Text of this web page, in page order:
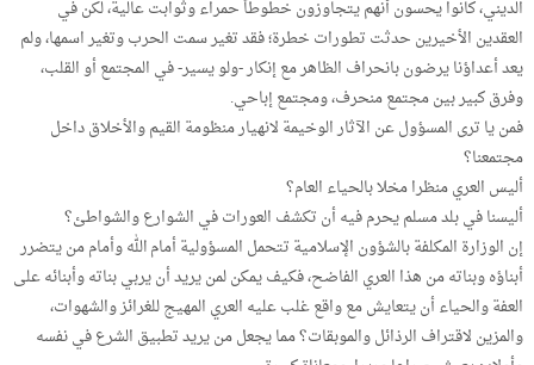
الديني، كانوا يحسون أنهم يتجاوزون خطوطاً حمراء وثوابت عالية، لكن في
العقدين الأخيرين حدثت تطورات خطرة؛ فقد تغير سمت الحرب وتغير اسمها، ولم
يعد أعداؤنا يرضون بانحراف الظاهر مع إنكار -ولو يسير- في المجتمع أو القلب،
وفرق كبير بين مجتمع منحرف، ومجتمع إباحي.
فمن يا ترى المسؤول عن الآثار الوخيمة لانهيار منظومة القيم والأخلاق داخل
مجتمعنا؟
أليس العري منظرا مخلا بالحياء العام؟
أليسنا في بلد مسلم يحرم فيه أن تكشف العورات في الشوارع والشواطئ؟
إن الوزارة المكلفة بالشؤون الإسلامية تتحمل المسؤولية أمام الله وأمام من يتضرر
أبناؤه وبناته من هذا العري الفاضح، فكيف يمكن لمن يريد أن يربي بناته وأبنائه على
العفة والحياء أن يتعايش مع واقع غلب عليه العري المهيج للغرائز والشهوات،
والمزين لاقتراف الرذائل والموبقات؟ مما يجعل من يريد تطبيق الشرع في نفسه